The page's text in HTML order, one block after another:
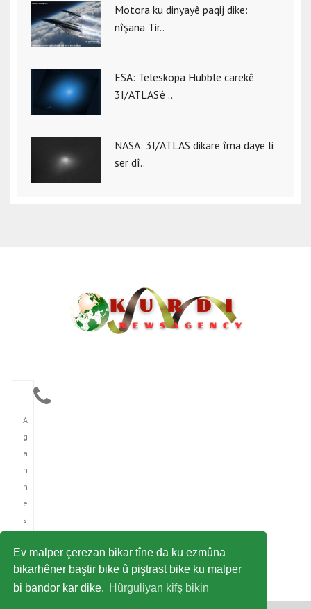
Ev malper çerezan bikar tîne da ku ezmûna
bikarhêner baştir bike û piştrast bike ku malper
bi bandor kar dike. Hûrguliyan kifş bikin
Motora ku dinyayê paqij dike:
nîşana Tir..
ESA: Teleskopa Hubble carekê
3I/ATLAS’ê ..
NASA: 3I/ATLAS dikare îma daye li
ser dî..
A
g
a
h
h
e
s
n
î